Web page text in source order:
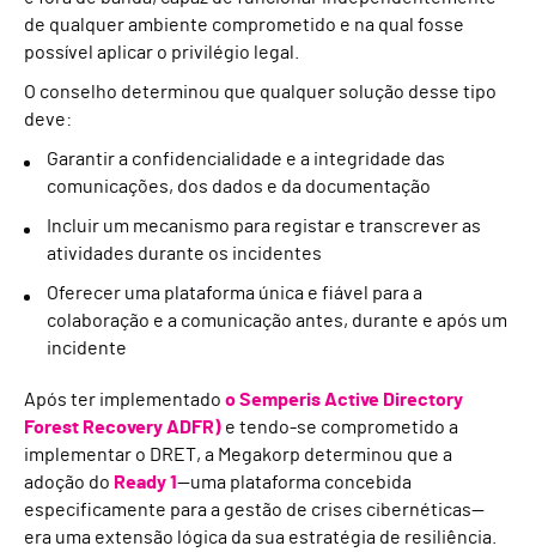
de qualquer ambiente comprometido e na qual fosse
possível aplicar o privilégio legal.
O conselho determinou que qualquer solução desse tipo
deve:
Garantir a confidencialidade e a integridade das
comunicações, dos dados e da documentação
Incluir um mecanismo para registar e transcrever as
atividades durante os incidentes
Oferecer uma plataforma única e fiável para a
colaboração e a comunicação antes, durante e após um
incidente
Após ter implementado o Semperis Active Directory
Forest Recovery ADFR) e tendo-se comprometido a
implementar o DRET, a Megakorp determinou que a
adoção do Ready 1—uma plataforma concebida
especificamente para a gestão de crises cibernéticas—
era uma extensão lógica da sua estratégia de resiliência.